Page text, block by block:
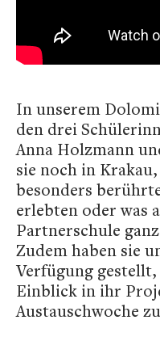
In unserem
den drei
Anna Holzmann
sie noch in
besonders
erlebten oder was
Partnerschule
Zudem haben sie
Verfügung
Einblick in ihr
Austauschwoche